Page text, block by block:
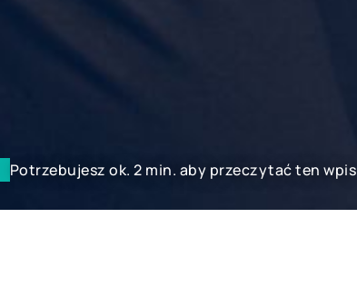
Potrzebujesz ok. 2 min. aby przeczytać ten wpis